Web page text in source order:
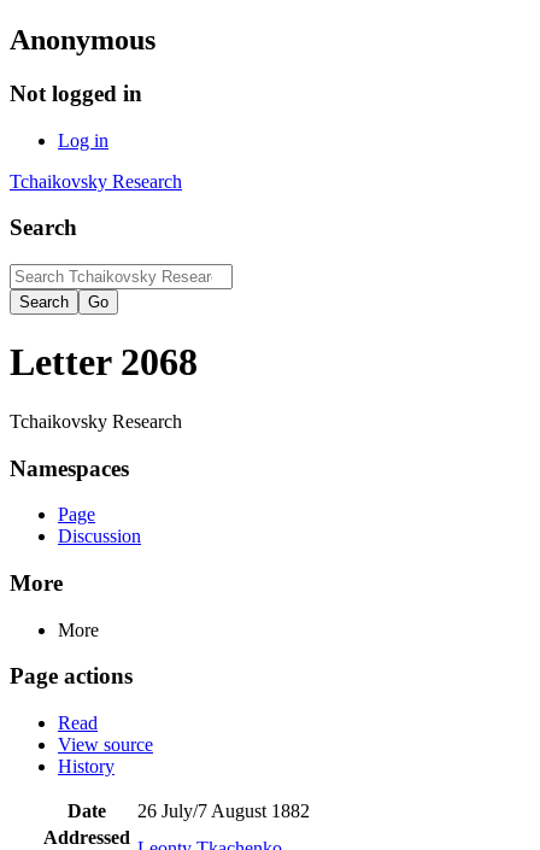
Anonymous
Not logged in
Log in
Tchaikovsky Research
Search
Letter 2068
Tchaikovsky Research
Namespaces
Page
Discussion
More
More
Page actions
Read
View source
History
Date
26 July/7 August 1882
Addressed